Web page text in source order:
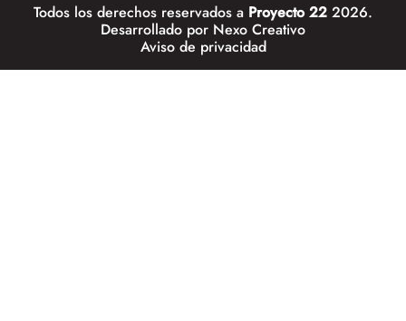
Todos los derechos reservados a Proyecto 22 2026.
Desarrollado por Nexo Creativo
Aviso de privacidad